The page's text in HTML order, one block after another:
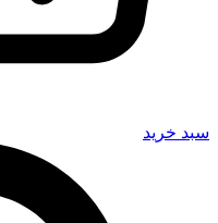
سبد خرید